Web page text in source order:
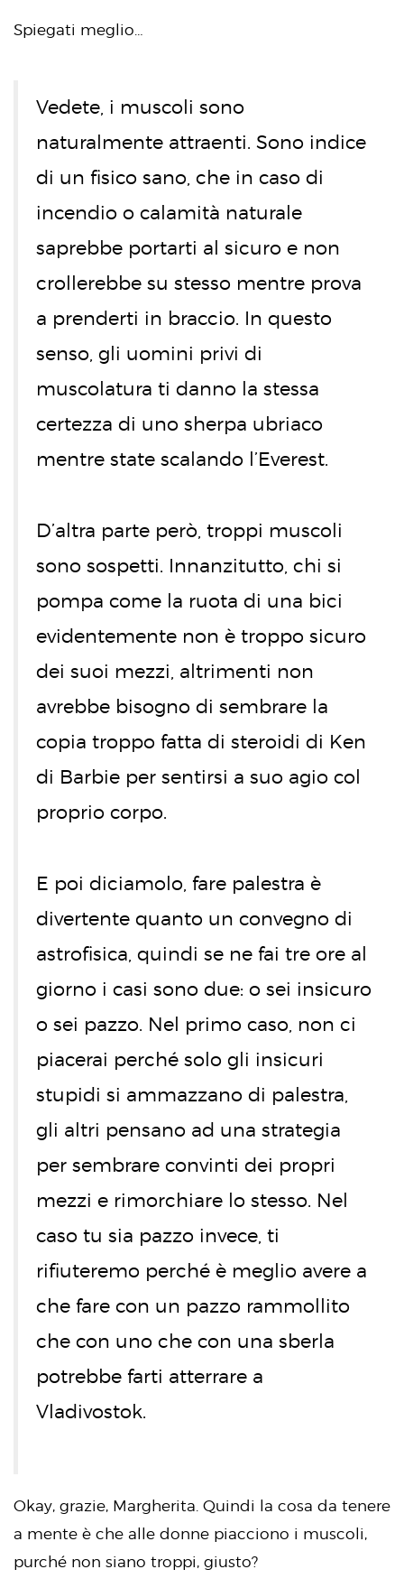
Spiegati meglio…
Vedete, i muscoli sono
naturalmente attraenti. Sono indice
di un fisico sano, che in caso di
incendio o calamità naturale
saprebbe portarti al sicuro e non
crollerebbe su stesso mentre prova
a prenderti in braccio. In questo
senso, gli uomini privi di
muscolatura ti danno la stessa
certezza di uno sherpa ubriaco
mentre state scalando l’Everest.
D’altra parte però, troppi muscoli
sono sospetti. Innanzitutto, chi si
pompa come la ruota di una bici
evidentemente non è troppo sicuro
dei suoi mezzi, altrimenti non
avrebbe bisogno di sembrare la
copia troppo fatta di steroidi di Ken
di Barbie per sentirsi a suo agio col
proprio corpo.
E poi diciamolo, fare palestra è
divertente quanto un convegno di
astrofisica, quindi se ne fai tre ore al
giorno i casi sono due: o sei insicuro
o sei pazzo. Nel primo caso, non ci
piacerai perché solo gli insicuri
stupidi si ammazzano di palestra,
gli altri pensano ad una strategia
per sembrare convinti dei propri
mezzi e rimorchiare lo stesso. Nel
caso tu sia pazzo invece, ti
rifiuteremo perché è meglio avere a
che fare con un pazzo rammollito
che con uno che con una sberla
potrebbe farti atterrare a
Vladivostok.
Okay, grazie, Margherita. Quindi la cosa da tenere
a mente è che alle donne piacciono i muscoli,
purché non siano troppi, giusto?